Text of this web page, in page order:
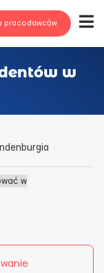
pracodawców
w
w